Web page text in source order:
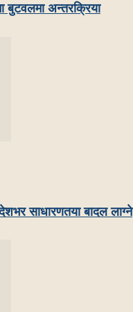
बुटवलमा अन्तरक्रिया
साधारणतया बादल लाग्ने